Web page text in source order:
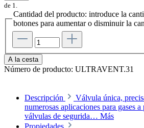
de 1.
Cantidad del producto: introduce la
botones para aumentar o disminuir la
A la cesta
Número de producto: ULTRAVENT.31
Descripción
Válvula única,
numerosas aplicaciones para gases
válvulas de segurida… Más
Propiedades